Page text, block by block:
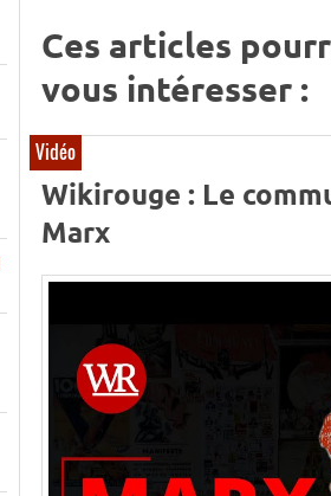
Ces articles
vous intéresser :
Vidéo
Wikirouge : Le
Marx